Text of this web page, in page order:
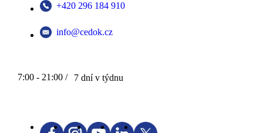
+420 296 184 910
info@cedok.cz
7:00 - 21:00 / 7 dní v týdnu